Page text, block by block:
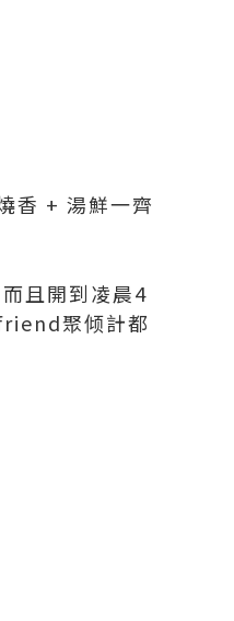
香 + 湯鮮一齊
且開到凌晨4
聚倾計都